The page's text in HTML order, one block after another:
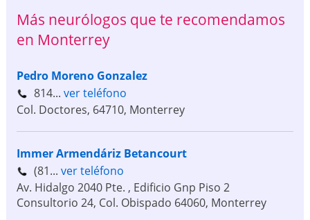
Más neurólogos que te recomendamos
en Monterrey
Pedro Moreno Gonzalez
814... ver teléfono
Col. Doctores, 64710, Monterrey
Immer Armendáriz Betancourt
(81... ver teléfono
Av. Hidalgo 2040 Pte. , Edificio Gnp Piso 2
Consultorio 24, Col. Obispado 64060, Monterrey